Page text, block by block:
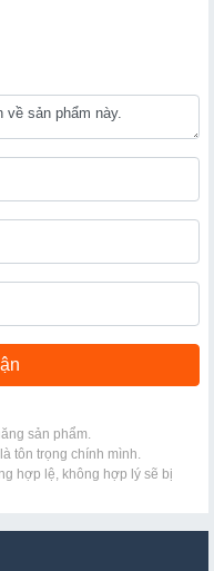
sản phẩm.
tôn trọng chính mình.
hợp lệ, không hợp lý sẽ bị